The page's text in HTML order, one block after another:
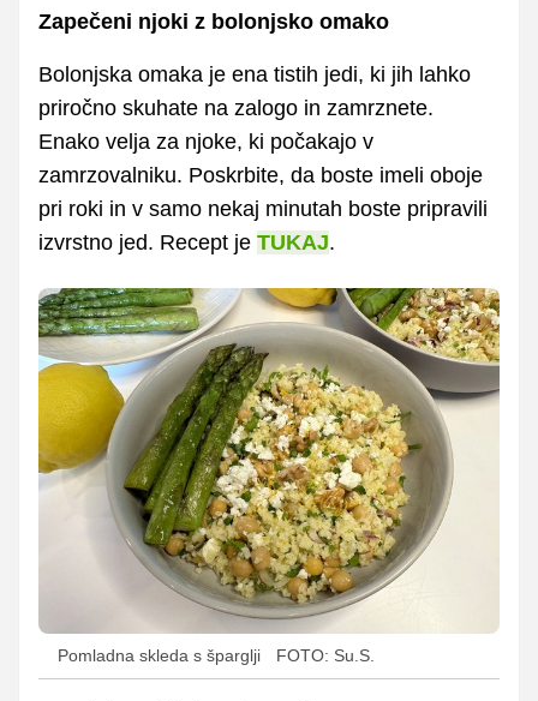
Zapečeni njoki z bolonjsko omako
Bolonjska omaka je ena tistih jedi, ki jih lahko
priročno skuhate na zalogo in zamrznete.
Enako velja za njoke, ki počakajo v
zamrzovalniku. Poskrbite, da boste imeli oboje
pri roki in v samo nekaj minutah boste pripravili
izvrstno jed. Recept je TUKAJ.
Pomladna skleda s šparglji FOTO: Su.S.